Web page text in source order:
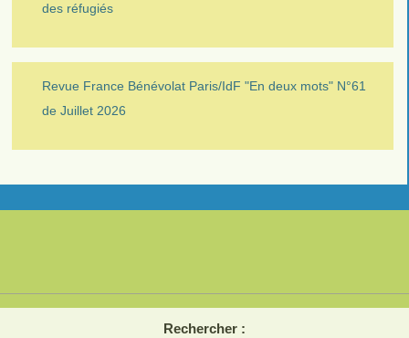
des réfugiés
Revue France Bénévolat Paris/IdF "En deux mots" N°61
de Juillet 2026
Rechercher :